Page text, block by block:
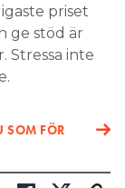
priset
ge stöd är
Stressa inte
SOM FÖR